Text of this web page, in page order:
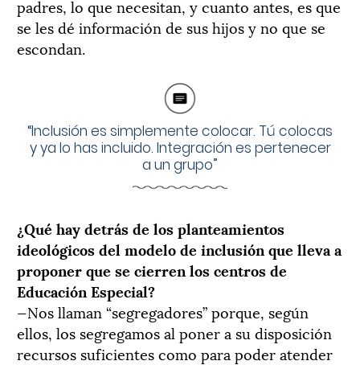
padres, lo que necesitan, y cuanto antes, es que
se les dé información de sus hijos y no que se
escondan.
“Inclusión es simplemente colocar. Tú colocas
y ya lo has incluido. Integración es pertenecer
a un grupo”
¿Qué hay detrás de los planteamientos
ideológicos del modelo de inclusión que lleva a
proponer que se cierren los centros de
Educación Especial?
—Nos llaman “segregadores” porque, según
ellos, los segregamos al poner a su disposición
recursos suficientes como para poder atender